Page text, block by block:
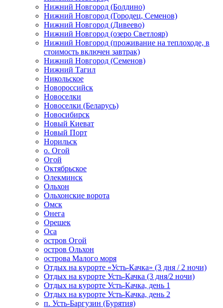
Нижний Новгород (Болдино)
Нижний Новгород (Городец, Семенов)
Нижний Новгород (Дивеево)
Нижний Новгород (озеро Светлояр)
Нижний Новгород (проживание на теплоходе, в
стоимость включен завтрак)
Нижний Новгород (Семенов)
Нижний Тагил
Никольское
Новороссийск
Новоселки
Новоселки (Беларусь)
Новосибирск
Новый Киеват
Новый Порт
Норильск
о. Огой
Огой
Октябрьское
Олекминск
Ольхон
Ольхонские ворота
Омск
Онега
Орешек
Оса
остров Огой
остров Ольхон
острова Малого моря
Отдых на курорте «Усть-Качка» (3 дня / 2 ночи)
Отдых на курорте Усть-Качка (3 дня/2 ночи)
Отдых на курорте Усть-Качка, день 1
Отдых на курорте Усть-Качка, день 2
п. Усть-Баргузин (Бурятия)